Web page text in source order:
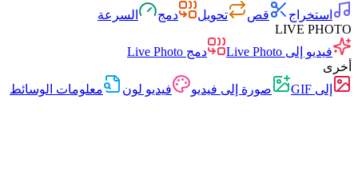
استخراج
قص تحويل دمج
السرعة
LIVE PHOTO
فيديو إلى Live Photo
دمج Live Photo
أخرى
إلى GIF
صورة إلى فيديو فيديو لون
معلومات الوسائط